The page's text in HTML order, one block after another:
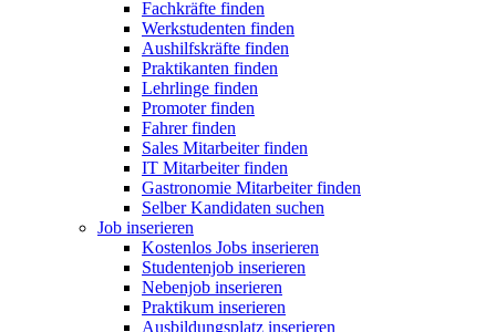
Fachkräfte finden
Werkstudenten finden
Aushilfskräfte finden
Praktikanten finden
Lehrlinge finden
Promoter finden
Fahrer finden
Sales Mitarbeiter finden
IT Mitarbeiter finden
Gastronomie Mitarbeiter finden
Selber Kandidaten suchen
Job inserieren
Kostenlos Jobs inserieren
Studentenjob inserieren
Nebenjob inserieren
Praktikum inserieren
Ausbildungsplatz inserieren